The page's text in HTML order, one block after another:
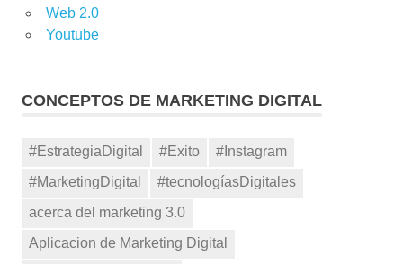
Web 2.0
Youtube
CONCEPTOS DE MARKETING DIGITAL
#EstrategiaDigital #Exito
#Instagram
#MarketingDigital
#tecnologíasDigitales
acerca del marketing 3.0
Aplicacion de Marketing Digital